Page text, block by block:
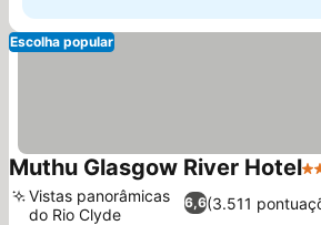
Escolha popular
Muthu Glasgow River Hotel4
6,6(3.511
Vistas panorâmicas
do Rio Clyde